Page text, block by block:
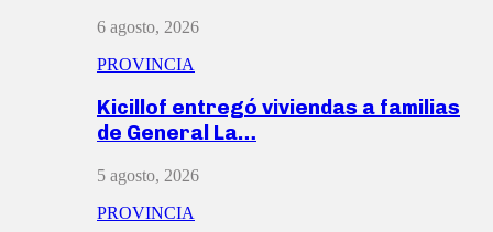
6 agosto, 2026
PROVINCIA
Kicillof entregó viviendas a familias
de General La…
5 agosto, 2026
PROVINCIA